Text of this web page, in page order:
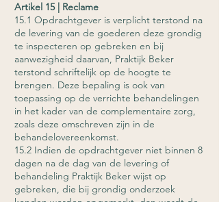
Artikel 15 | Reclame
15.1 Opdrachtgever is verplicht terstond na
de levering van de goederen deze grondig
te inspecteren op gebreken en bij
aanwezigheid daarvan, Praktijk Beker
terstond schriftelijk op de hoogte te
brengen. Deze bepaling is ook van
toepassing op de verrichte behandelingen
in het kader van de complementaire zorg,
zoals deze omschreven zijn in de
behandelovereenkomst.
15.2 Indien de opdrachtgever niet binnen 8
dagen na de dag van de levering of
behandeling Praktijk Beker wijst op
gebreken, die bij grondig onderzoek